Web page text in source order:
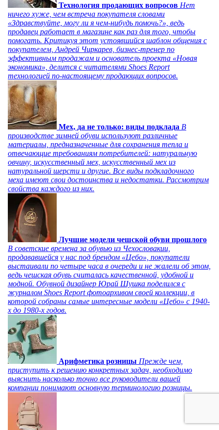
Технология продающих вопросов Нет
ничего хуже, чем встреча покупателя словами
«Здравствуйте, могу ли я чем-нибудь помочь?», ведь
продавец работает в магазине как раз для того, чтобы
помогать. Критикуя этот устоявшийся шаблон общения с
покупателем, Андрей Чиркарев, бизнес-тренер по
эффективным продажам и основатель проекта «Новая
экономика», делится с читателями Shoes Report
технологией по-настоящему продающих вопросов.
Мех, да не только: виды подклада В
производстве зимней обуви используют различные
материалы, предназначенные для сохранения тепла и
отвечающие требованиям потребителей: натуральную
овчину, искусственный мех, искусственный мех из
натуральной шерсти и другие. Все виды подкладочного
меха имеют свои достоинства и недостатки. Рассмотрим
свойства каждого из них.
Лучшие модели чешской обуви прошлого
В советские времена за обувью из Чехословакии,
продававшейся у нас под брендом «Цебо», покупатели
выстаивали по четыре часа в очереди и не жалели об этом,
ведь чешская обувь считалась качественной, удобной и
модной. Обувной дизайнер Юрай Шушка поделился с
журналом Shoes Report фотоархивом своей коллекции, в
которой собраны самые интересные модели «Цебо» с 1940-
х до 1980-х годов.
Арифметика розницы Прежде чем,
приступить к решению конкретных задач, необходимо
выяснить насколько точно все руководители вашей
компании понимают основную терминологию розницы.